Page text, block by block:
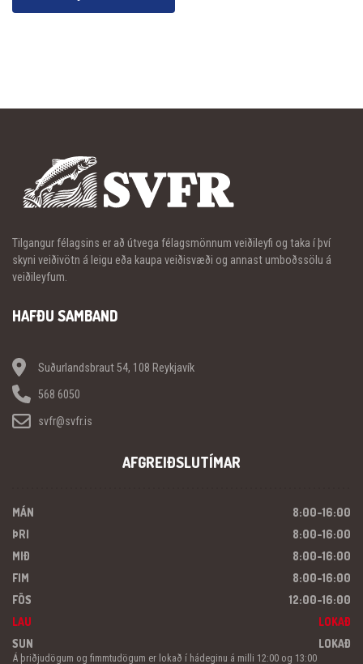
Tilgangur félagsins er að útvega félagsmönnum veiðileyfi og taka í því
skyni veiðivötn á leigu eða kaupa veiðisvæði og annast umboðssölu á
veiðileyfum.
HAFÐU SAMBAND
Suðurlandsbraut 54, 108 Reykjavík
568 6050
svfr@svfr.is
AFGREIÐSLUTÍMAR
MÁN
8:00-16:00
ÞRI
8:00-16:00
MIÐ
8:00-16:00
FIM
8:00-16:00
FÖS
12:00-16:00
LAU
LOKAÐ
SUN
LOKAÐ
Á þriðjudögum og fimmtudögum er lokað í hádeginu á milli 12:00 og 13:00